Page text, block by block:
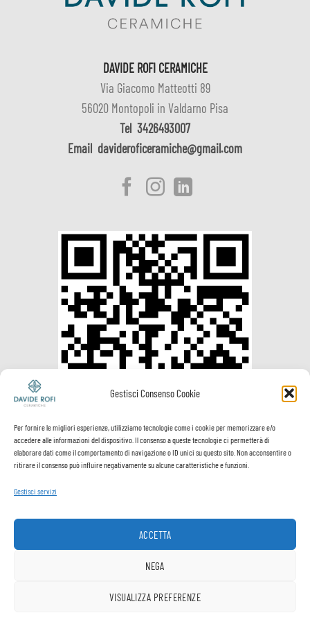
Gestisci Consenso Cookie
Per fornire le migliori esperienze, utilizziamo tecnologie come i cookie per memorizzare e/o
accedere alle informazioni del dispositivo. Il consenso a queste tecnologie ci permetterà di
elaborare dati come il comportamento di navigazione o ID unici su questo sito. Non acconsentire o
ritirare il consenso può influire negativamente su alcune caratteristiche e funzioni.
Gestisci servizi
ACCETTA
NEGA
VISUALIZZA PREFERENZE
DAVIDE ROFI CERAMICHE
Via Giacomo Matteotti 89
56020 Montopoli in Valdarno Pisa
Tel 3426493007
Email davideroficeramiche@gmail.com
Visa PayPal MasterCardPostepay VeriSign Visa
Termini e